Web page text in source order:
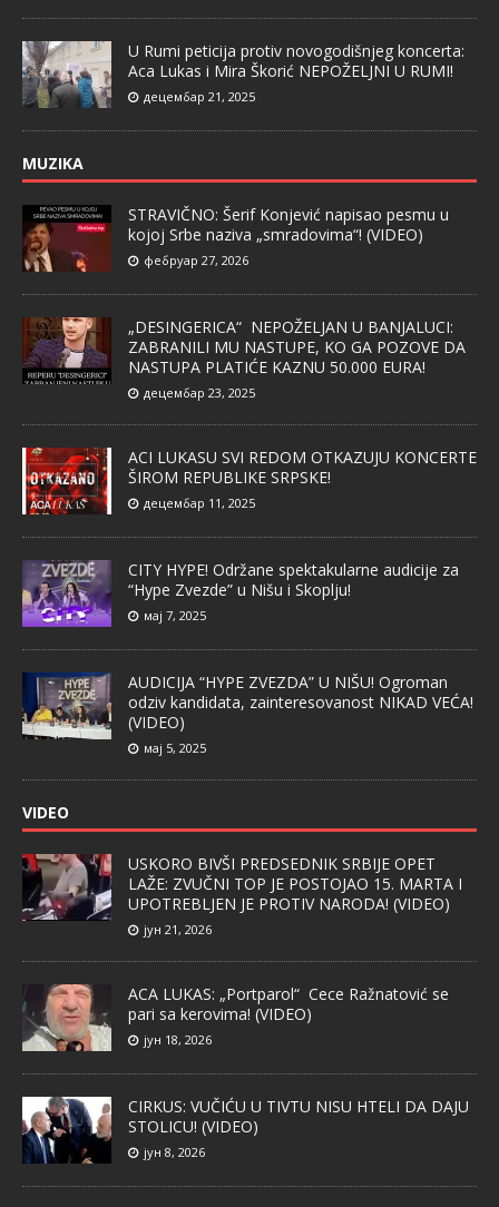
U Rumi peticija protiv novogodišnjeg koncerta:
Aca Lukas i Mira Škorić NEPOŽELJNI U RUMI!
децембар 21, 2025
MUZIKA
STRAVIČNO: Šerif Konjević napisao pesmu u
kojoj Srbe naziva „smradovima“! (VIDEO)
фебруар 27, 2026
„DESINGERICA“ NEPOŽELJAN U BANJALUCI:
ZABRANILI MU NASTUPE, KO GA POZOVE DA
NASTUPA PLATIĆE KAZNU 50.000 EURA!
децембар 23, 2025
ACI LUKASU SVI REDOM OTKAZUJU KONCERTE
ŠIROM REPUBLIKE SRPSKE!
децембар 11, 2025
CITY HYPE! Održane spektakularne audicije za
“Hype Zvezde” u Nišu i Skoplju!
мај 7, 2025
AUDICIJA “HYPE ZVEZDA” U NIŠU! Ogroman
odziv kandidata, zainteresovanost NIKAD VEĆA!
(VIDEO)
мај 5, 2025
VIDEO
USKORO BIVŠI PREDSEDNIK SRBIJE OPET
LAŽE: ZVUČNI TOP JE POSTOJAO 15. MARTA I
UPOTREBLJEN JE PROTIV NARODA! (VIDEO)
јун 21, 2026
ACA LUKAS: „Portparol“ Cece Ražnatović se
pari sa kerovima! (VIDEO)
јун 18, 2026
CIRKUS: VUČIĆU U TIVTU NISU HTELI DA DAJU
STOLICU! (VIDEO)
јун 8, 2026